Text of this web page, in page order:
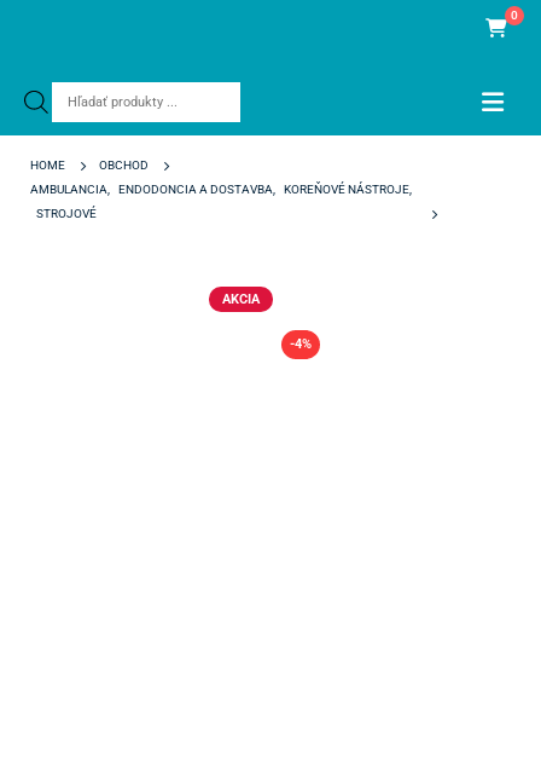
Products
0
HOME
OBCHOD
AMBULANCIA
ENDODONCIA A DOSTAVBA KOREŇOVÉ NÁSTROJE
STROJOVÉ
-4%
AKCIA